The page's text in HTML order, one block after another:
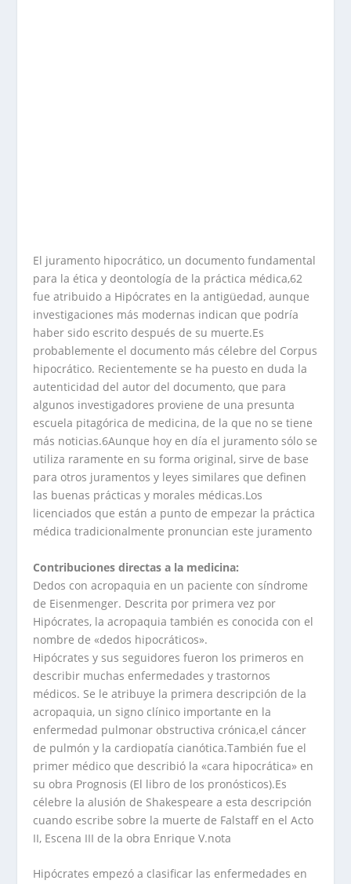
El juramento hipocrático, un documento fundamental
para la ética y deontología de la práctica médica,62
fue atribuido a Hipócrates en la antigüedad, aunque
investigaciones más modernas indican que podría
haber sido escrito después de su muerte.Es
probablemente el documento más célebre del Corpus
hipocrático. Recientemente se ha puesto en duda la
autenticidad del autor del documento, que para
algunos investigadores proviene de una presunta
escuela pitagórica de medicina, de la que no se tiene
más noticias.6Aunque hoy en día el juramento sólo se
utiliza raramente en su forma original, sirve de base
para otros juramentos y leyes similares que definen
las buenas prácticas y morales médicas.Los
licenciados que están a punto de empezar la práctica
médica tradicionalmente pronuncian este juramento
Contribuciones directas a la medicina:
Dedos con acropaquia en un paciente con síndrome
de Eisenmenger. Descrita por primera vez por
Hipócrates, la acropaquia también es conocida con el
nombre de «dedos hipocráticos».
Hipócrates y sus seguidores fueron los primeros en
describir muchas enfermedades y trastornos
médicos. Se le atribuye la primera descripción de la
acropaquia, un signo clínico importante en la
enfermedad pulmonar obstructiva crónica,el cáncer
de pulmón y la cardiopatía cianótica.También fue el
primer médico que describió la «cara hipocrática» en
su obra Prognosis (El libro de los pronósticos).Es
célebre la alusión de Shakespeare a esta descripción
cuando escribe sobre la muerte de Falstaff en el Acto
II, Escena III de la obra Enrique V.nota
Hipócrates empezó a clasificar las enfermedades en